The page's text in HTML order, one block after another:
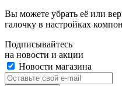
Вы можете убрать её или
галочку в настройках
Подписывайтесь
на новости и акции
Новости магазина